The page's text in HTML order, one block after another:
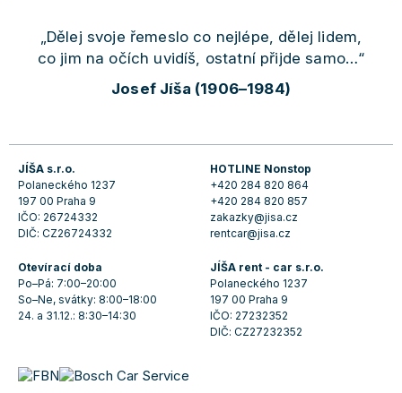
„Dělej svoje řemeslo co nejlépe, dělej lidem,
co jim na očích uvidíš, ostatní přijde samo…“
Josef Jíša (1906–1984)
JÍŠA s.r.o.
Polaneckého 1237
197 00 Praha 9
IČO: 26724332
DIČ: CZ26724332
HOTLINE Nonstop
+420 284 820 864
+420 284 820 857
zakazky@jisa.cz
rentcar@jisa.cz
Otevírací doba
Po–Pá: 7:00–20:00
So–Ne, svátky: 8:00–18:00
24. a 31.12.: 8:30–14:30
JÍŠA rent - car s.r.o.
Polaneckého 1237
197 00 Praha 9
IČO: 27232352
DIČ: CZ27232352